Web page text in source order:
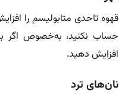
قهوه تاحدی متابولیسم را
حساب نکنید، به‌خصوص اگر
افزایش دهید.
نان‌های ترد